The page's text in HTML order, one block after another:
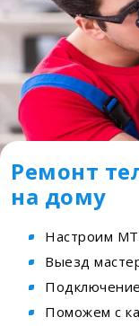
Ремонт
на дому
Настроим
Выезд
Поможем с